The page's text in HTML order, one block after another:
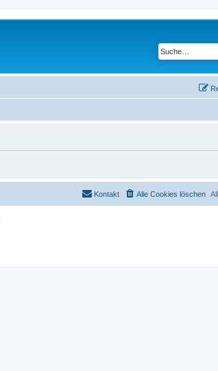
Alle Cookies löschen
Kontakt